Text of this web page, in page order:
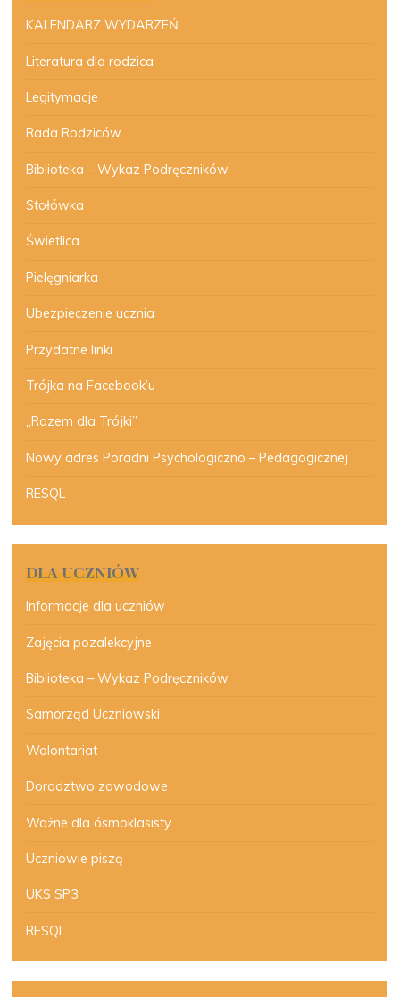
KALENDARZ WYDARZEŃ
Literatura dla rodzica
Legitymacje
Rada Rodziców
Biblioteka – Wykaz Podręczników
Stołówka
Świetlica
Pielęgniarka
Ubezpieczenie ucznia
Przydatne linki
Trójka na Facebook’u
„Razem dla Trójki”
Nowy adres Poradni Psychologiczno – Pedagogicznej
RESQL
DLA UCZNIÓW
Informacje dla uczniów
Zajęcia pozalekcyjne
Biblioteka – Wykaz Podręczników
Samorząd Uczniowski
Wolontariat
Doradztwo zawodowe
Ważne dla ósmoklasisty
Uczniowie piszą
UKS SP3
RESQL